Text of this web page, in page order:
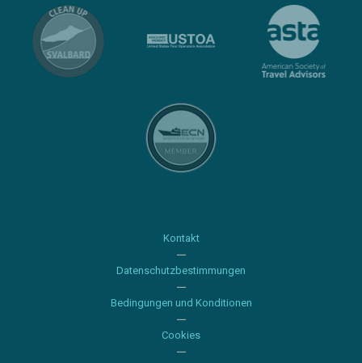
Kontakt
Datenschutzbestimmungen
Bedingungen und Konditionen
Cookies